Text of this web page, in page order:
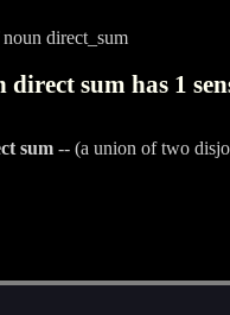
direct_sum
direct sum has 1
sum -- (a union of two